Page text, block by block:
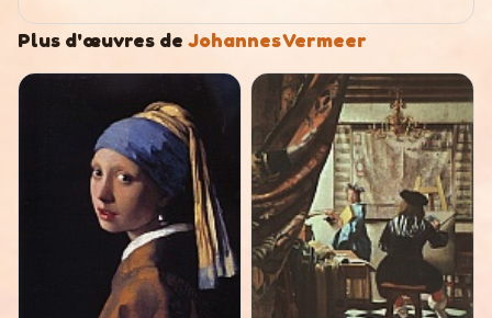
Plus d'œuvres de Johannes Vermeer